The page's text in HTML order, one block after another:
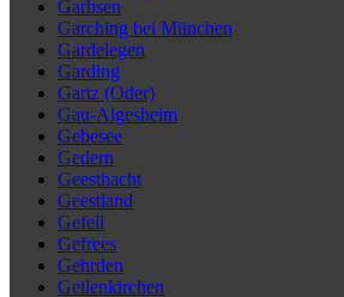
Garbsen
Garching bei München
Gardelegen
Garding
Gartz (Oder)
Gau-Algesheim
Gebesee
Gedern
Geesthacht
Geestland
Gefell
Gefrees
Gehrden
Geilenkirchen